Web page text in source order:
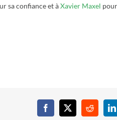
sa confiance et àXavier Maxel
Facebook
X Reddit